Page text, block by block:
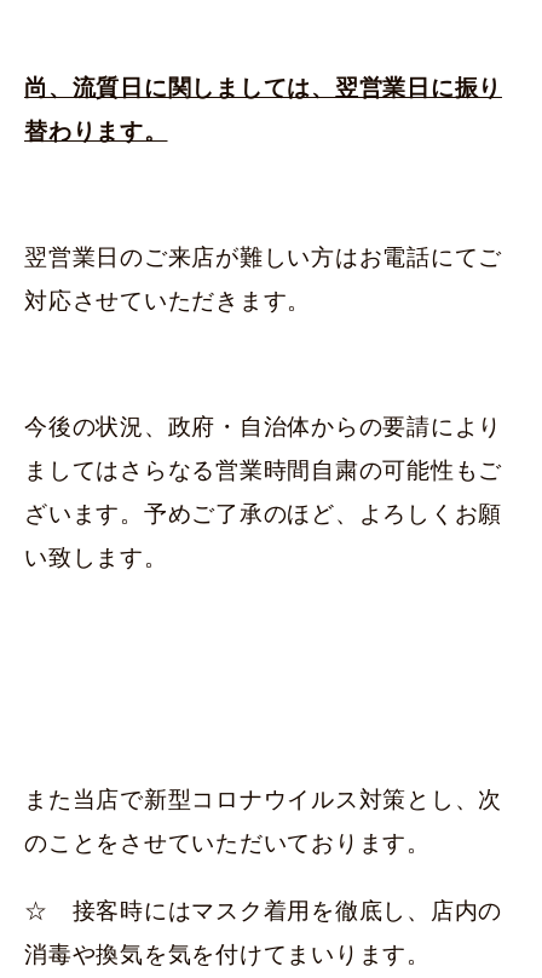
尚、流質日に関しましては、翌営業日に振り
替わります。
翌営業日のご来店が難しい方はお電話にてご
対応させていただきます。
今後の状況、政府・自治体からの要請により
ましてはさらなる営業時間自粛の可能性もご
ざいます。予めご了承のほど、よろしくお願
い致します。
また当店で新型コロナウイルス対策とし、次
のことをさせていただいております。
☆ 接客時にはマスク着用を徹底し、店内の
消毒や換気を気を付けてまいります。